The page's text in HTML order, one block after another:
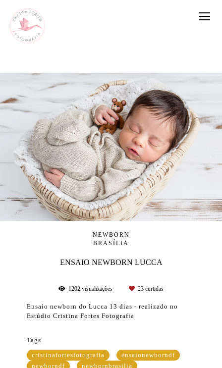
NEWBORN
BRASÍLIA
ENSAIO NEWBORN LUCCA
1202 visualizações 23 curtidas
Ensaio newborn do Lucca 13 dias - realizado no
Estúdio Cristina Fortes Fotografia
Tags
cristinafortesfotografia
ensaionewborndf
newborndf
newbornbrasilia